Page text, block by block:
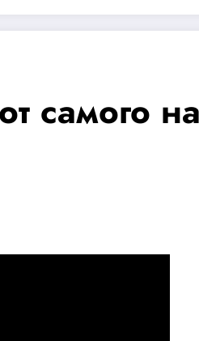
самого